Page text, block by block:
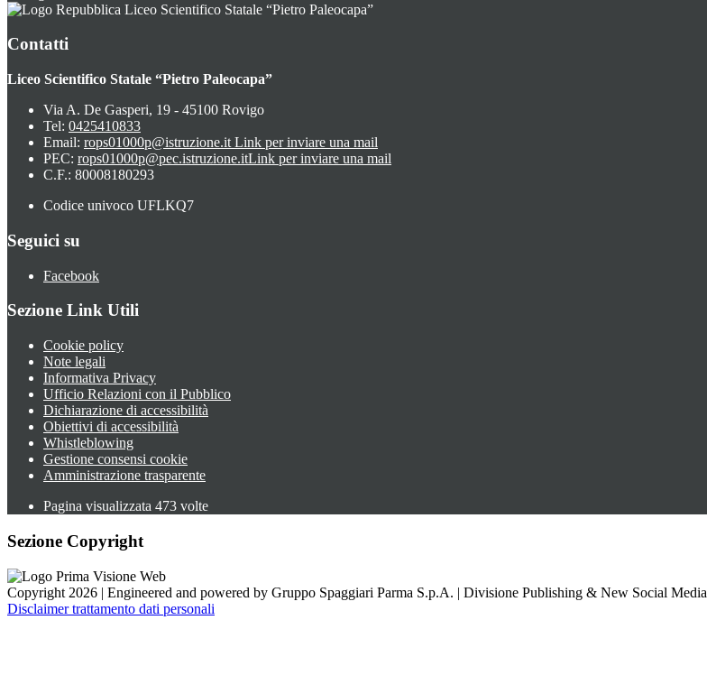
Liceo Scientifico Statale “Pietro Paleocapa”
Contatti
Liceo Scientifico Statale “Pietro Paleocapa”
Via A. De Gasperi, 19 - 45100 Rovigo
Tel: 0425410833
Email: rops01000p@istruzione.it Link per inviare una mail
PEC: rops01000p@pec.istruzione.itLink per inviare una mail
C.F.: 80008180293
Codice univoco UFLKQ7
Seguici su
Facebook
Sezione Link Utili
Cookie policy
Note legali
Informativa Privacy
Ufficio Relazioni con il Pubblico
Dichiarazione di accessibilità
Obiettivi di accessibilità
Whistleblowing
Gestione consensi cookie
Amministrazione trasparente
Pagina visualizzata 473 volte
Sezione Copyright
Copyright 2026 | Engineered and powered by Gruppo Spaggiari Parma S.p.A. | Divisione Publishing & New Social Media
Disclaimer trattamento dati personali